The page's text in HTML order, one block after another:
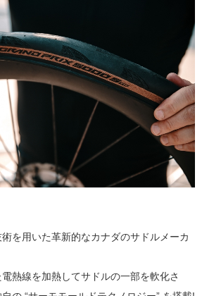
を用いた革新的なカナダのサドルメーカ
熱線を加熱してサドルの一部を軟化さ